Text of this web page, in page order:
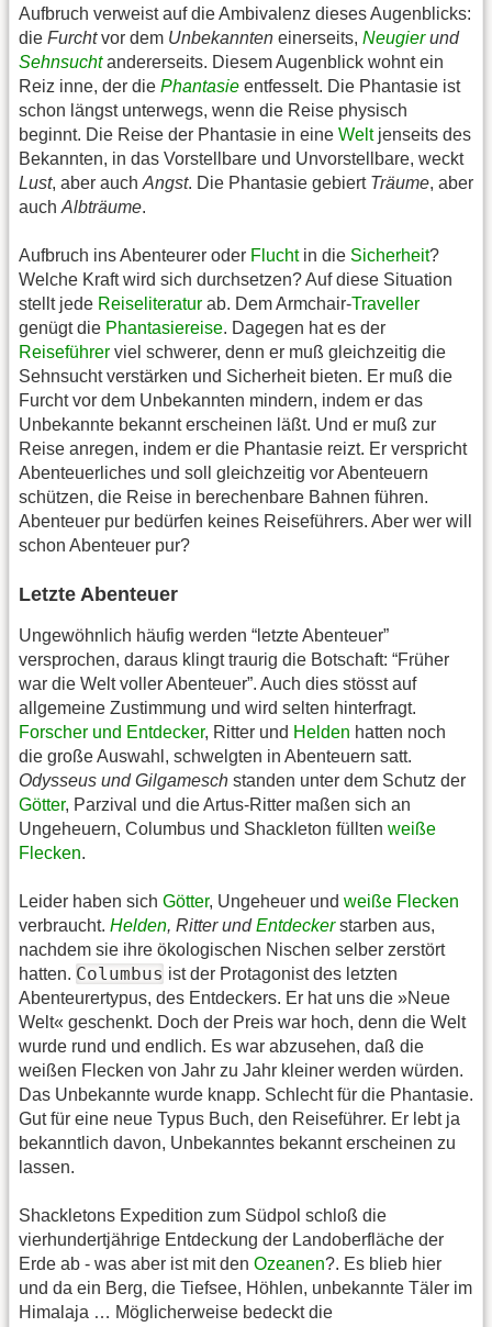
Aufbruch verweist auf die Ambivalenz dieses Augenblicks:
die Furchtvor dem Unbekannten einerseits, Neugierund
Sehnsuchtandererseits. Diesem Augenblick wohnt ein
Reiz inne, der die Phantasie entfesselt. Die Phantasie ist
schon längst unterwegs, wenn die Reise physisch
beginnt. Die Reise der Phantasie in eine Weltjenseits des
Bekannten, in das Vorstellbare und Unvorstellbare, weckt
Lust, aber auch Angst. Die Phantasie gebiert Träume, aber
auch Albträume.
Aufbruch ins Abenteurer oder Fluchtin die Sicherheit?
Welche Kraft wird sich durchsetzen? Auf diese Situation
stellt jede Reiseliteratur ab. Dem Armchair-Traveller
genügt die Phantasiereise. Dagegen hat es der
Reiseführer viel schwerer, denn er muß gleichzeitig die
Sehnsucht verstärken und Sicherheit bieten. Er muß die
Furcht vor dem Unbekannten mindern, indem er das
Unbekannte bekannt erscheinen läßt. Und er muß zur
Reise anregen, indem er die Phantasie reizt. Er verspricht
Abenteuerliches und soll gleichzeitig vor Abenteuern
schützen, die Reise in berechenbare Bahnen führen.
Abenteuer pur bedürfen keines Reiseführers. Aber wer will
schon Abenteuer pur?
Letzte Abenteuer
Ungewöhnlich häufig werden “letzte Abenteuer”
versprochen, daraus klingt traurig die Botschaft: “Früher
war die Welt voller Abenteuer”. Auch dies stösst auf
allgemeine Zustimmung und wird selten hinterfragt.
Forscher und Entdecker, Ritter und Helden hatten noch
die große Auswahl, schwelgten in Abenteuern satt.
Odysseus und Gilgamesch standen unter dem Schutz der
Götter, Parzival und die Artus-Ritter maßen sich an
Ungeheuern, Columbus und Shackleton füllten weiße
Flecken.
Leider haben sich Götter, Ungeheuer und weiße Flecken
verbraucht. Helden, Ritter undEntdeckerstarben aus,
nachdem sie ihre ökologischen Nischen selber zerstört
hatten. Columbus ist der Protagonist des letzten
Abenteurertypus, des Entdeckers. Er hat uns die »Neue
Welt« geschenkt. Doch der Preis war hoch, denn die Welt
wurde rund und endlich. Es war abzusehen, daß die
weißen Flecken von Jahr zu Jahr kleiner werden würden.
Das Unbekannte wurde knapp. Schlecht für die Phantasie.
Gut für eine neue Typus Buch, den Reiseführer. Er lebt ja
bekanntlich davon, Unbekanntes bekannt erscheinen zu
lassen.
Shackletons Expedition zum Südpol schloß die
vierhundertjährige Entdeckung der Landoberfläche der
Erde ab - was aber ist mit den Ozeanen?. Es blieb hier
und da ein Berg, die Tiefsee, Höhlen, unbekannte Täler im
Himalaja … Möglicherweise bedeckt die